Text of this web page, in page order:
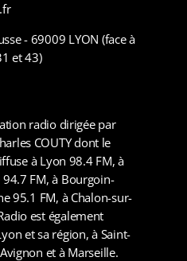
- 69009 LYON (face à
et 43)
radio dirigée par
COUTY dont le
à Lyon 98.4 FM, à
FM, à Bourgoin-
95.1 FM, à Chalon-sur-
est également
et sa région, à Saint-
et à Marseille.